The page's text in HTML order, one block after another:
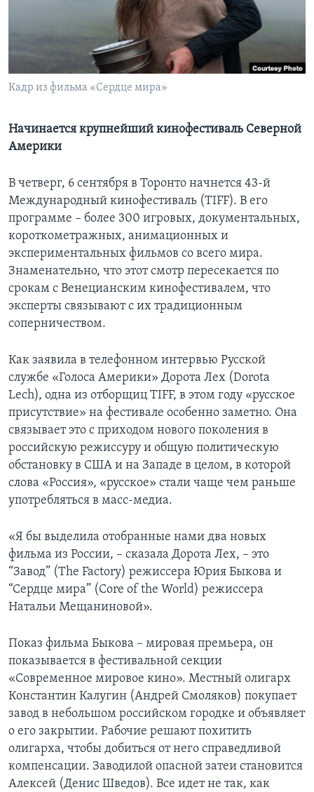
СОЦИАЛЬНЫЕ СЕТИ
Языки
Кадр из фильма «Сердце мира»
Начинается крупнейший кинофестиваль Северной
Америки
В четверг, 6 сентября в Торонто начнется 43-й
Международный кинофестиваль (TIFF). В его
программе – более 300 игровых, документальных,
короткометражных, анимационных и
экспериментальных фильмов со всего мира.
Знаменательно, что этот смотр пересекается по
срокам с Венецианским кинофестивалем, что
эксперты связывают с их традиционным
соперничеством.
Как заявила в телефонном интервью Русской
службе «Голоса Америки» Дорота Лех (Dorota
Lech), одна из отборщиц TIFF, в этом году «русское
присутствие» на фестивале особенно заметно. Она
связывает это с приходом нового поколения в
российскую режиссуру и общую политическую
обстановку в США и на Западе в целом, в которой
слова «Россия», «русское» стали чаще чем раньше
употребляться в масс-медиа.
«Я бы выделила отобранные нами два новых
фильма из России, – сказала Дорота Лех, – это
“Завод” (The Factory) режиссера Юрия Быкова и
“Сердце мира” (Core of the World) режиссера
Натальи Мещаниновой».
Показ фильма Быкова – мировая премьера, он
показывается в фестивальной секции
«Современное мировое кино». Местный олигарх
Константин Калугин (Андрей Смоляков) покупает
завод в небольшом российском городке и объявляет
о его закрытии. Рабочие решают похитить
олигарха, чтобы добиться от него справедливой
компенсации. Заводилой опасной затеи становится
Алексей (Денис Шведов). Все идет не так, как